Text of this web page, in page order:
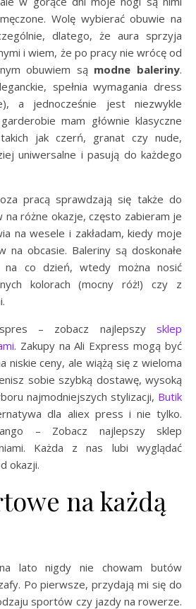
Wolę wybierać obuwie na
dlatego, że aura sprzyja
i wiem, że po pracy nie wrócę od
obuwiem są modne baleriny.
spełnia wymagania dress
a jednocześnie jest niezwykle
mam głównie klasyczne
jak czerń, granat czy nude,
uniwersalne i pasują do każdego
pracą sprawdzają się także do
na różne okazje, często zabieram je
na wesele i zakładam, kiedy moje
na obcasie. Baleriny są doskonałe
co dzień, wtedy można nosić
kolorach (mocny róż!) czy z
– zobacz najlepszy sklep
. Zakupy na Ali Express mogą być
niskie ceny, ale wiążą się z wieloma
sobie szybką dostawę, wysoką
najmodniejszych stylizacji, Butik
dla aliex press i nie tylko.
– Zobacz najlepszy sklep
Każda z nas lubi wyglądać
okazji.
na każdą
lato nigdy nie chowam butów
Po pierwsze, przydają mi się do
sportów czy jazdy na rowerze.